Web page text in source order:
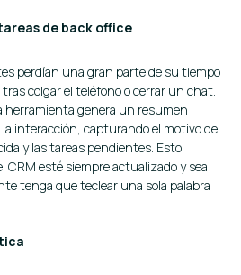
de back office
perdían una gran parte de su tiempo
colgar el teléfono o cerrar un chat.
herramienta genera un resumen
interacción, capturando el motivo del
y las tareas pendientes. Esto
CRM esté siempre actualizado y sea
tenga que teclear una sola palabra